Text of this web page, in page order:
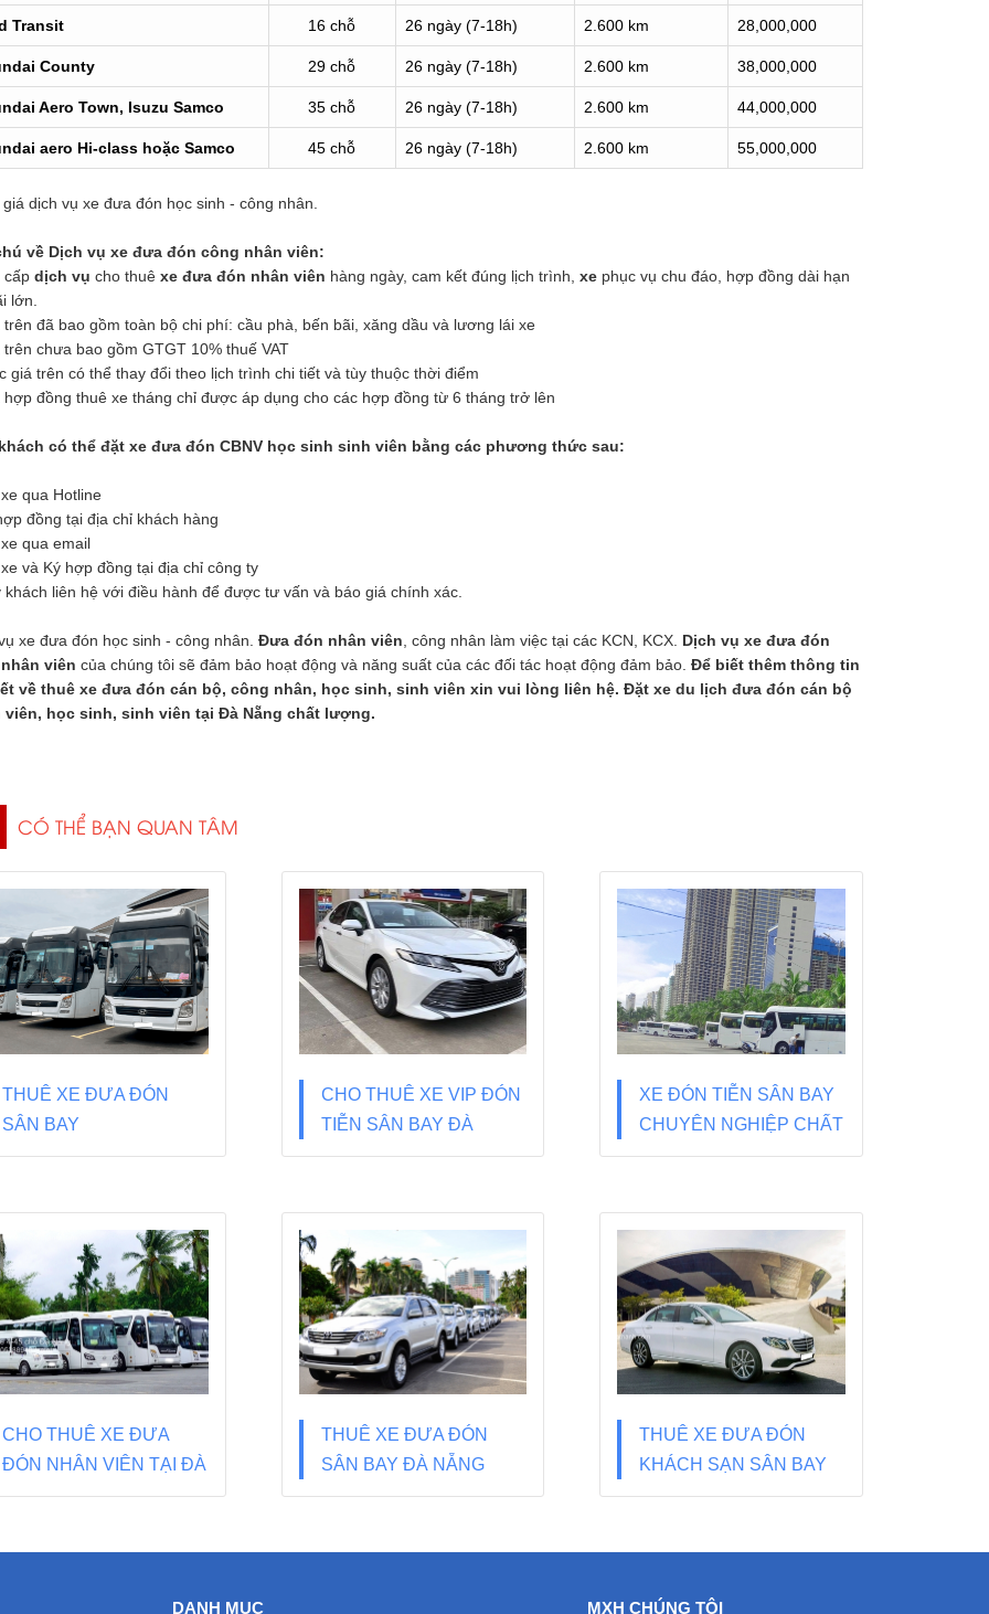
Transit 16 chỗ 26 ngày (7-18h) 2.600 km 28,000,000
County 29 chỗ 26 ngày (7-18h) 2.600 km 38,000,000
Aero Town, Isuzu Samco 35 chỗ 26 ngày (7-18h) 2.600 km 44,000,000
aero Hi-class hoặc Samco 45 chỗ 26 ngày (7-18h) 2.600 km 55,000,000
giá dịch vụ xe đưa đón học sinh - công nhân.
về Dịch vụ xe đưa đón công nhân viên:
cấp dịch vụ cho thuê xe đưa đón nhân viên hàng ngày, cam kết đúng lịch trình, xe phục vụ chu đáo, hợp đồng dài hạn
lớn.
trên đã bao gồm toàn bộ chi phí: cầu phà, bến bãi, xăng dầu và lương lái xe
trên chưa bao gồm GTGT 10% thuế VAT
giá trên có thể thay đổi theo lịch trình chi tiết và tùy thuộc thời điểm
hợp đồng thuê xe tháng chỉ được áp dụng cho các hợp đồng từ 6 tháng trở lên
có thể đặt xe đưa đón CBNV học sinh sinh viên bằng các phương thức sau:
qua Hotline
đồng tại địa chỉ khách hàng
qua email
và Ký hợp đồng tại địa chỉ công ty
khách liên hệ với điều hành để được tư vấn và báo giá chính xác.
xe đưa đón học sinh - công nhân. Đưa đón nhân viên, công nhân làm việc tại các KCN, KCX. Dịch vụ xe đưa đón
nhân viên của chúng tôi sẽ đảm bảo hoạt động và năng suất của các đối tác hoạt động đảm bảo. Để biết thêm thông tin
về thuê xe đưa đón cán bộ, công nhân, học sinh, sinh viên xin vui lòng liên hệ. Đặt xe du lịch đưa đón cán bộ
viên, học sinh, sinh viên tại Đà Nẵng chất lượng.
CÓ THỂ BẠN QUAN TÂM
THUÊ XE ĐƯA ĐÓN
SÂN BAY
CHO THUÊ XE VIP ĐÓN
TIỄN SÂN BAY ĐÀ
NẴNG
XE ĐÓN TIỄN SÂN BAY
CHUYÊN NGHIỆP CHẤT
LƯỢNG
CHO THUÊ XE ĐƯA
ĐÓN NHÂN VIÊN TẠI ĐÀ
NẴNG
THUÊ XE ĐƯA ĐÓN
SÂN BAY ĐÀ NẴNG
THUÊ XE ĐƯA ĐÓN
KHÁCH SẠN SÂN BAY
ĐÀ NẴNG
DANH MỤC MXH CHÚNG TÔI